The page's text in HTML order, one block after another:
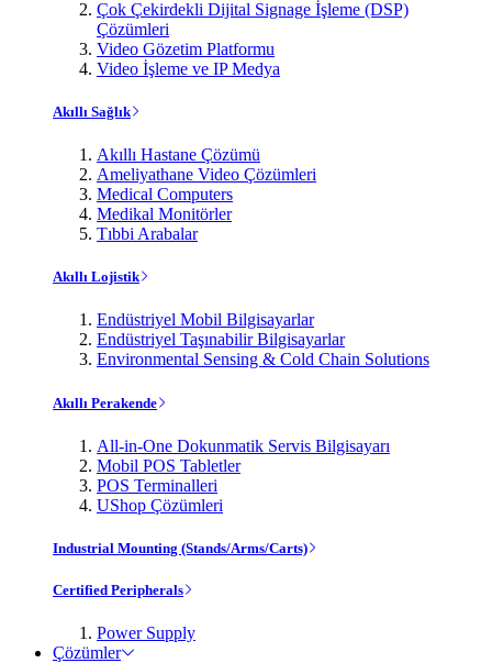
Çok Çekirdekli Dijital Signage İşleme (DSP)
Çözümleri
Video Gözetim Platformu
Video İşleme ve IP Medya
Akıllı Sağlık
Akıllı Hastane Çözümü
Ameliyathane Video Çözümleri
Medical Computers
Medikal Monitörler
Tıbbi Arabalar
Akıllı Lojistik
Endüstriyel Mobil Bilgisayarlar
Endüstriyel Taşınabilir Bilgisayarlar
Environmental Sensing & Cold Chain Solutions
Akıllı Perakende
All-in-One Dokunmatik Servis Bilgisayarı
Mobil POS Tabletler
POS Terminalleri
UShop Çözümleri
Industrial Mounting (Stands/Arms/Carts)
Certified Peripherals
Power Supply
Çözümler